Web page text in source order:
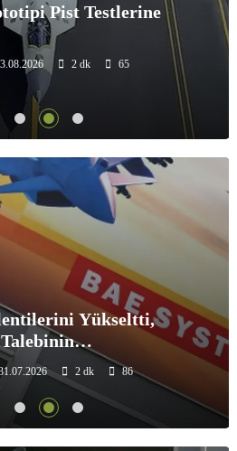
Ön Uçuş Taksi Testini
2 dk 56
KAAN Savaş
Işbirliğinin…
2 dk 93